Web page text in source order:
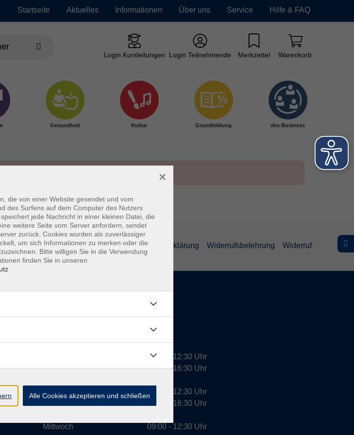
Startseite Aktuelles Informationen Über uns Service Hilfe & FAQ
Login Kursleitungen Login Teilnehmende Merkzettel Warenkorb
Gesundheit Kultur Grundbildung vhs Business
AGBs Datenschutzerklärung Barrierefreiheitserklärung Widerrufsbelehrung Widerruf
Dienstag
Mittwoch
09:00 - 12:30 Uhr
13:00 - 16:30 Uhr
10:00 - 12:30 Uhr
13:00 - 16:30 Uhr
09:00 - 12:30 Uhr
die von einer Website gesendet und vom
des Surfens auf dem Computer des Nutzers
jede Nachricht in einer kleinen Datei, die
weitere Seite vom Server anfordern, sendet
zurück. Cookies wurden als zuverlässiger
um sich Informationen zu merken oder die
Bitte willigen Sie in die Verwendung
finden Sie in unseren
×
Alle Cookies akzeptieren und schließen